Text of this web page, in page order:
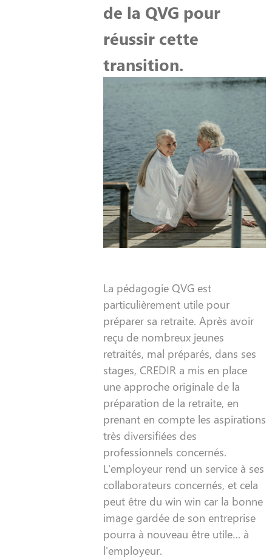
de la QVG pour
réussir cette
transition.
La pédagogie QVG est
particulièrement utile pour
préparer sa retraite. Après avoir
reçu de nombreux jeunes
retraités, mal préparés, dans ses
stages, CREDIR a mis en place
une approche originale de la
préparation de la retraite, en
prenant en compte les aspirations
très diversifiées des
professionnels concernés.
L'employeur rend un service à ses
collaborateurs concernés, et cela
peut être du win win car la bonne
image gardée de son entreprise
pourra à nouveau être utile… à
l'employeur.